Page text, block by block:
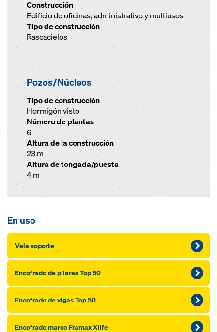
Construcción
Edificio de oficinas, administrativo y multiusos
Tipo de construcción
Rascacielos
Pozos/Núcleos
Tipo de construcción
Hormigón visto
Número de plantas
6
Altura de la construcción
23 m
Altura de tongada/puesta
4 m
En uso
Vela soporte
Encofrado de pilares Top 50
Encofrado de vigas Top 50
Encofrado marco Framax Xlife